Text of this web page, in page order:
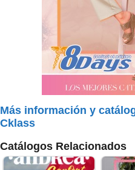
Más información y
Cklass
Catálogos Relacionados